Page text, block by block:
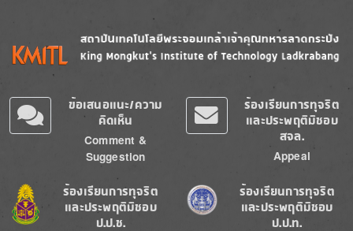
Image
ข้อเสนอแนะ/ความ
คิดเห็น
Comment &
Suggestion
ร้องเรียนการทุจริต
และประพฤติมิชอบ
สจล.
Appeal
Image
ร้องเรียนการทุจริต
และประพฤติมิชอบ
ป.ป.ช.
Image
ร้องเรียนการทุจริต
และประพฤติมิชอบ
ป.ป.ท.